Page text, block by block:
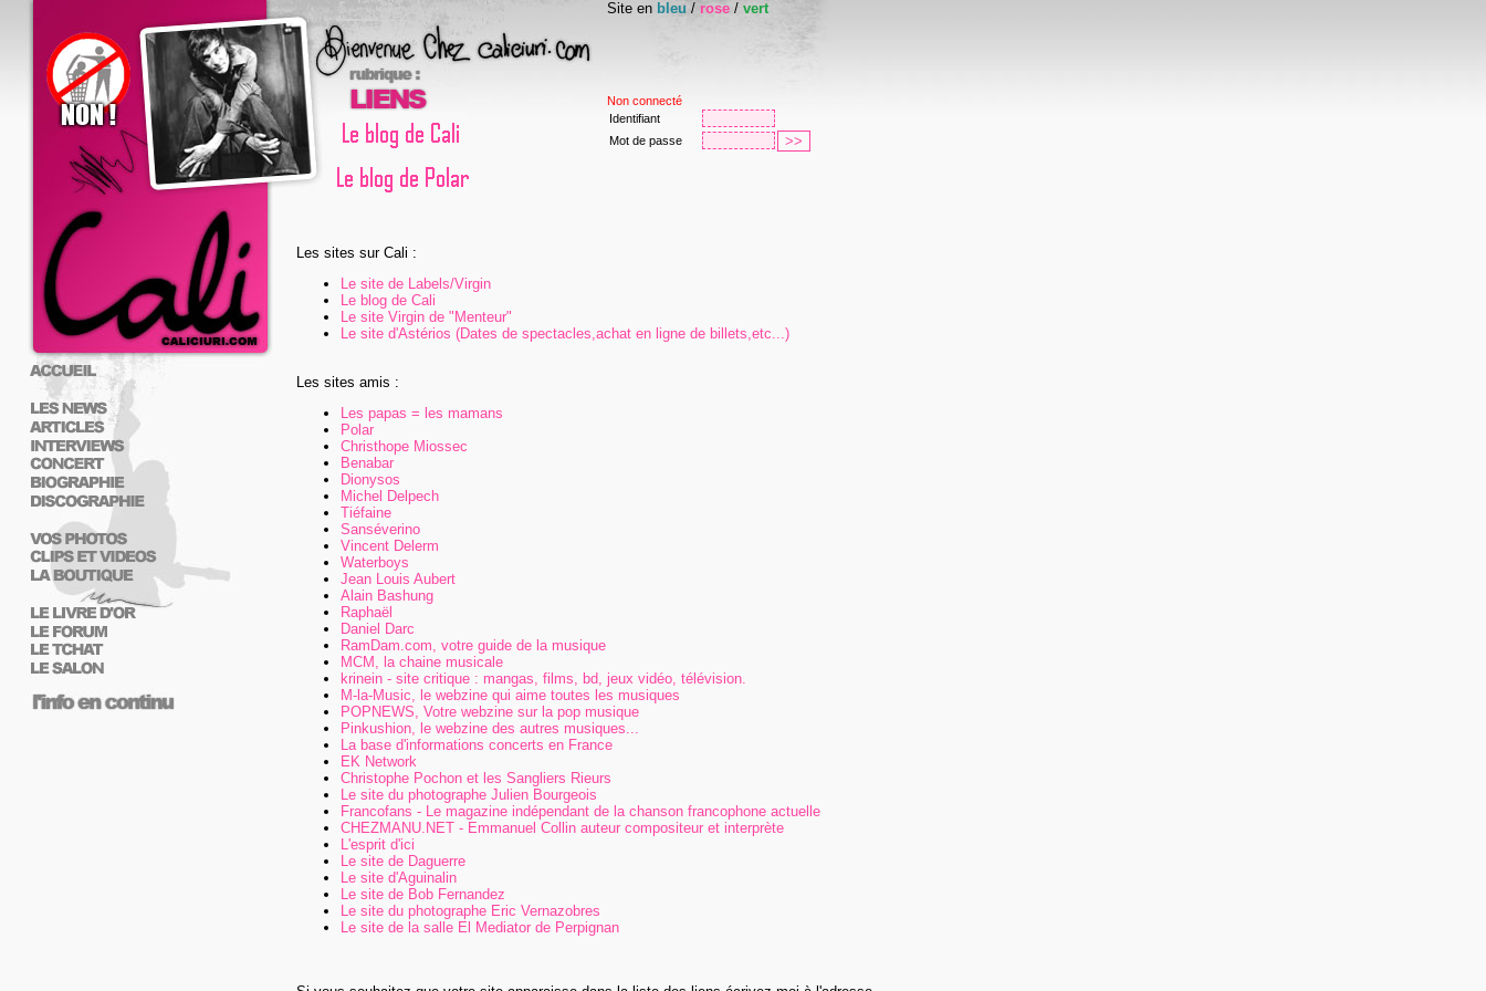
Site en bleu / rose / vert
Non connecté
Identifiant
Mot de passe
Les sites sur Cali :
Le site de Labels/Virgin
Le blog de Cali
Le site Virgin de "Menteur"
Le site d'Astérios (Dates de spectacles,achat en ligne de billets,etc...)
Les sites amis :
Les papas = les mamans
Polar
Christhope Miossec
Benabar
Dionysos
Michel Delpech
Tiéfaine
Sanséverino
Vincent Delerm
Waterboys
Jean Louis Aubert
Alain Bashung
Raphaël
Daniel Darc
RamDam.com, votre guide de la musique
MCM, la chaine musicale
krinein - site critique : mangas, films, bd, jeux vidéo, télévision.
M-la-Music, le webzine qui aime toutes les musiques
POPNEWS, Votre webzine sur la pop musique
Pinkushion, le webzine des autres musiques...
La base d'informations concerts en France
EK Network
Christophe Pochon et les Sangliers Rieurs
Le site du photographe Julien Bourgeois
Francofans - Le magazine indépendant de la chanson francophone actuelle
CHEZMANU.NET - Emmanuel Collin auteur compositeur et interprète
L'esprit d'ici
Le site de Daguerre
Le site d'Aguinalin
Le site de Bob Fernandez
Le site du photographe Eric Vernazobres
Le site de la salle El Mediator de Perpignan